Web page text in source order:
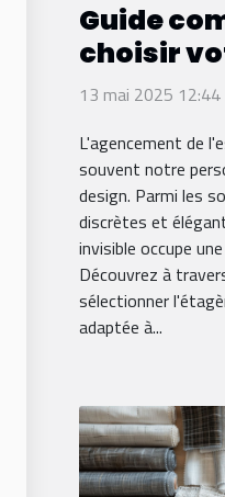
Guide
choisir
murale
13 mai 2025 12:44
L'agencement de
souvent notre
design. Parmi les
discrètes et
invisible occupe
Découvrez à
sélectionner
adaptée à...